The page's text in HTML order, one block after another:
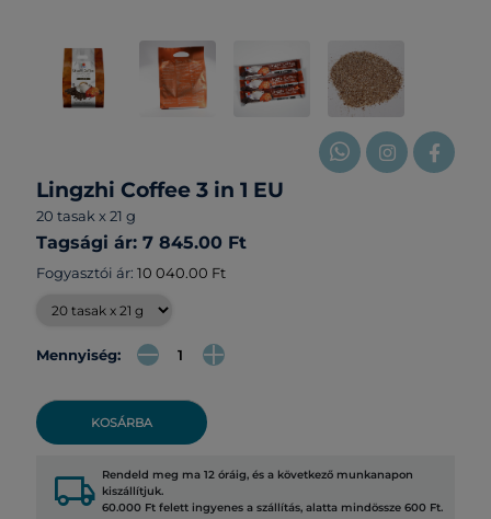
Lingzhi Coffee 3 in 1 EU
20 tasak x 21 g
Tagsági ár: 7 845.00 Ft
Fogyasztói ár: 10 040.00 Ft
Mennyiség:
KOSÁRBA
local_shipping Rendeld meg ma 12 óráig, és a következő munkanapon
kiszállítjuk.
60.000 Ft felett ingyenes a szállítás, alatta mindössze 600 Ft.